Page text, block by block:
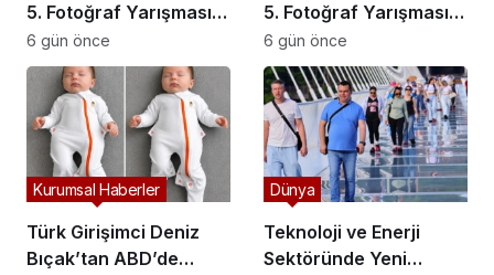
5. Fotoğraf Yarışması
Ödülleri Demokrasi ve
Özgürlükler Adası’nda
Sahiplerini Buldu
6 gün önce
5. Fotoğraf Yarışması
Ödülleri Demokrasi ve
Özgürlükler Adası’nda
Sahiplerini Buldu
6 gün önce
Türk Girişimci Deniz
Bıçak’tan ABD’de
Kurumsal Haberler
Teknoloji ve Enerji
Sektöründe Yeni
Dünya